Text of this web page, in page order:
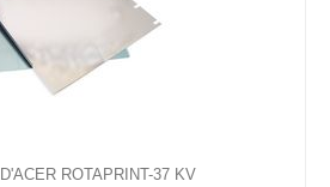
ROTAPRINT-37 KV